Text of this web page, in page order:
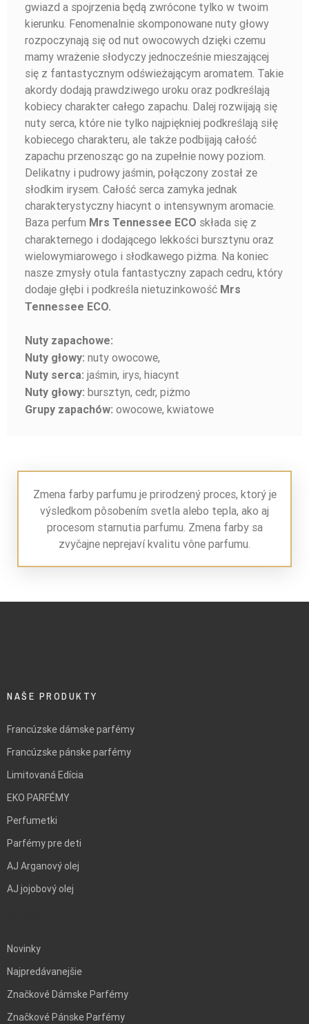
gwiazd a spojrzenia będą zwrócone tylko w twoim
kierunku. Fenomenalnie skomponowane nuty głowy
rozpoczynają się od nut owocowych dzięki czemu
mamy wrażenie słodyczy jednocześnie mieszającej
się z fantastycznym odświeżającym aromatem. Takie
akordy dodają prawdziwego uroku oraz podkreślają
kobiecy charakter całego zapachu. Dalej rozwijają się
nuty serca, które nie tylko najpiękniej podkreślają siłę
kobiecego charakteru, ale także podbijają całość
zapachu przenosząc go na zupełnie nowy poziom.
Delikatny i pudrowy jaśmin, połączony został ze
słodkim irysem. Całość serca zamyka jednak
charakterystyczny hiacynt o intensywnym aromacie.
Baza perfum Mrs Tennessee ECO składa się z
charakternego i dodającego lekkości bursztynu oraz
wielowymiarowego i słodkawego piżma. Na koniec
nasze zmysły otula fantastyczny zapach cedru, który
dodaje głębi i podkreśla nietuzinkowość Mrs
Tennessee ECO.
Nuty zapachowe:
Nuty głowy: nuty owocowe,
Nuty serca: jaśmin, irys, hiacynt
Nuty głowy: bursztyn, cedr, piżmo
Grupy zapachów: owocowe, kwiatowe
Zmena farby parfumu je prirodzený proces, ktorý je
výsledkom pôsobením svetla alebo tepla, ako aj
procesom starnutia parfumu. Zmena farby sa
zvyčajne neprejaví kvalitu vône parfumu.
NAŠE PRODUKTY
Francúzske dámske parfémy
Francúzske pánske parfémy
Limitovaná Edícia
EKO PARFÉMY
Perfumetki
Parfémy pre deti
AJ Arganový olej
AJ jojobový olej
Novinky
Najpredávanejšie
Značkové Dámske Parfémy
Značkové Pánske Parfémy